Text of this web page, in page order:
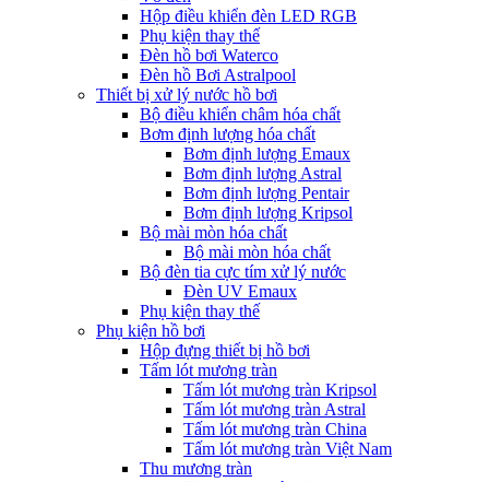
Hộp điều khiển đèn LED RGB
Phụ kiện thay thế
Đèn hồ bơi Waterco
Đèn hồ Bơi Astralpool
Thiết bị xử lý nước hồ bơi
Bộ điều khiển châm hóa chất
Bơm định lượng hóa chất
Bơm định lượng Emaux
Bơm định lượng Astral
Bơm định lượng Pentair
Bơm định lượng Kripsol
Bộ mài mòn hóa chất
Bộ mài mòn hóa chất
Bộ đèn tia cực tím xử lý nước
Đèn UV Emaux
Phụ kiện thay thế
Phụ kiện hồ bơi
Hộp đựng thiết bị hồ bơi
Tấm lót mương tràn
Tấm lót mương tràn Kripsol
Tấm lót mương tràn Astral
Tấm lót mương tràn China
Tấm lót mương tràn Việt Nam
Thu mương tràn